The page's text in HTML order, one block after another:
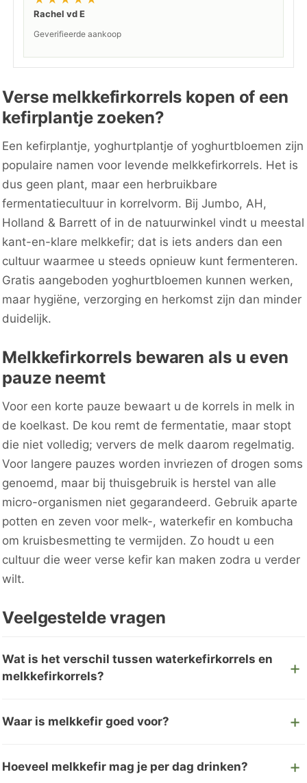
Rachel vd E
Geverifieerde aankoop
Verse melkkefirkorrels kopen of een
kefirplantje zoeken?
Een kefirplantje, yoghurtplantje of yoghurtbloemen zijn
populaire namen voor levende melkkefirkorrels. Het is
dus geen plant, maar een herbruikbare
fermentatiecultuur in korrelvorm. Bij Jumbo, AH,
Holland & Barrett of in de natuurwinkel vindt u meestal
kant-en-klare melkkefir; dat is iets anders dan een
cultuur waarmee u steeds opnieuw kunt fermenteren.
Gratis aangeboden yoghurtbloemen kunnen werken,
maar hygiëne, verzorging en herkomst zijn dan minder
duidelijk.
Melkkefirkorrels bewaren als u even
pauze neemt
Voor een korte pauze bewaart u de korrels in melk in
de koelkast. De kou remt de fermentatie, maar stopt
die niet volledig; ververs de melk daarom regelmatig.
Voor langere pauzes worden invriezen of drogen soms
genoemd, maar bij thuisgebruik is herstel van alle
micro-organismen niet gegarandeerd. Gebruik aparte
potten en zeven voor melk-, waterkefir en kombucha
om kruisbesmetting te vermijden. Zo houdt u een
cultuur die weer verse kefir kan maken zodra u verder
wilt.
Veelgestelde vragen
Wat is het verschil tussen waterkefirkorrels en
melkkefirkorrels?
Waar is melkkefir goed voor?
Hoeveel melkkefir mag je per dag drinken?